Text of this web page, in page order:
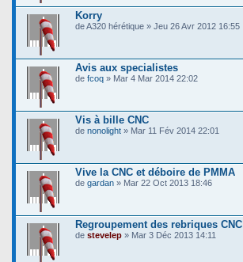
Korry
de A320 hérétique » Jeu 26 Avr 2012 16:55
Avis aux specialistes
de fcoq » Mar 4 Mar 2014 22:02
Vis à bille CNC
de nonolight » Mar 11 Fév 2014 22:01
Vive la CNC et déboire de PMMA
de gardan » Mar 22 Oct 2013 18:46
Regroupement des rebriques CNC
de stevelep » Mar 3 Déc 2013 14:11